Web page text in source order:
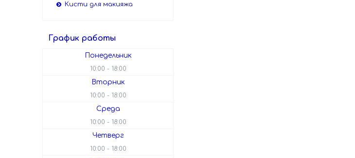
Кисти для макияжа
График работы
Понедельник
10:00 18:00
Вторник
10:00 18:00
Среда
10:00 18:00
Четверг
10:00 18:00